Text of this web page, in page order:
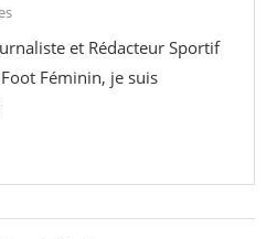
et Rédacteur Sportif
Féminin, je suis